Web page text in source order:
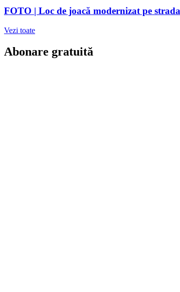
FOTO | Loc de joacă modernizat pe
Vezi toate
Abonare gratuită